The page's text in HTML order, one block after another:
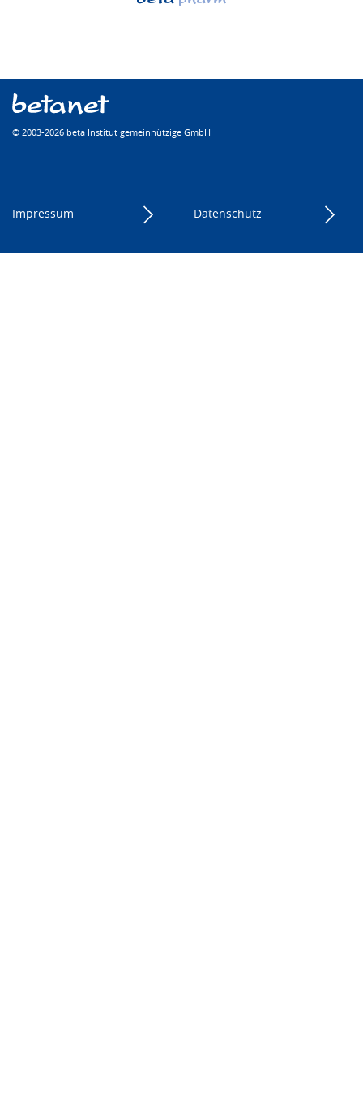
© 2003-2026 beta Institut gemeinnützige GmbH
Impressum Datenschutz